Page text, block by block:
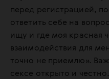
перед регистрацией,
ответить себе на
ищу и где моя красная
взаимодействия для
точно не приемлю».
сексе открыто и